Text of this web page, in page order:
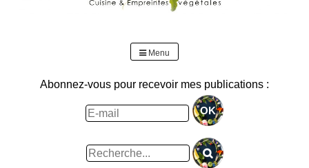
Menu
Abonnez-vous pour recevoir mes publications :
Rechercher
: